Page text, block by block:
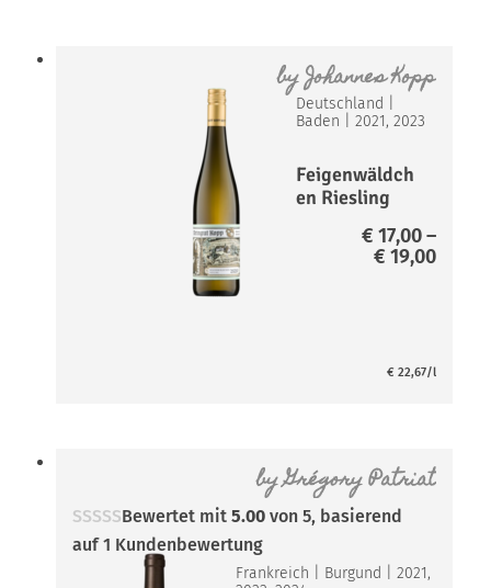
byJohannes Kopp
Deutschland
Baden |2021, 2023
Feigenwäldch
en Riesling
€ 17,00–
€ 19,00
€ 22,67/l
byGrégory Patriat
Bewertet mit5.00 von 5, basierend
auf1 Kundenbewertung
Frankreich Burgund |2021,